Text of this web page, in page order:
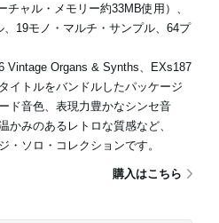
ャル・メモリー約33MB使用）、
19モノ・マルチ・サンプル、64プ
Vintage Organs & Synths、EXs187
イトルをバンドルしたパッケージ
ド音色、表現力豊かなシンセ音
かみのあるレトロな質感など、
・ソロ・コレクションです。
購入はこちら